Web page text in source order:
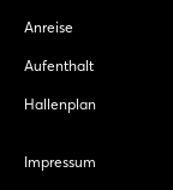
Anreise
Aufenthalt
Hallenplan
Impressum